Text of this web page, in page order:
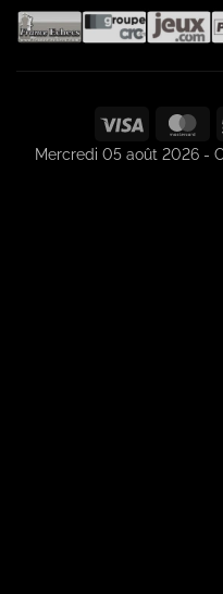
Visa
Mercredi 05 août 2026 -